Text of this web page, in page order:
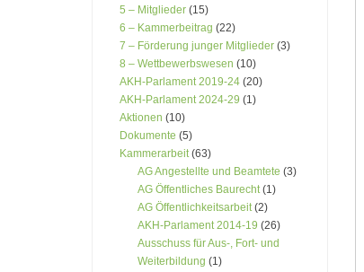
5 – Mitglieder (15)
6 – Kammerbeitrag (22)
7 – Förderung junger Mitglieder (3)
8 – Wettbewerbswesen (10)
AKH-Parlament 2019-24 (20)
AKH-Parlament 2024-29 (1)
Aktionen (10)
Dokumente (5)
Kammerarbeit(63)
AG Angestellte und Beamtete (3)
AG Öffentliches Baurecht(1)
AG Öffentlichkeitsarbeit(2)
AKH-Parlament 2014-19 (26)
Ausschuss für Aus-, Fort- und
Weiterbildung (1)